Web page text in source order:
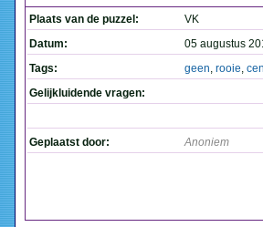
Plaats van de puzzel:
VK
Datum:
05 augustus
Tags:
geen, rooie,
Gelijkluidende vragen:
Geplaatst door: Anoniem